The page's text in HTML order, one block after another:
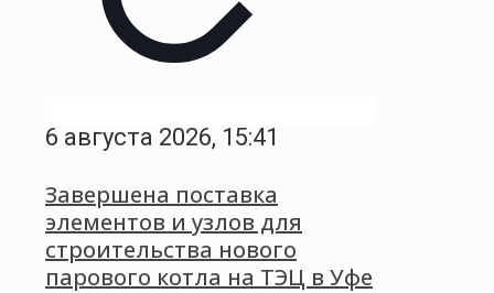
6 августа 2026, 15:41
Завершена поставка
элементов и узлов для
строительства нового
парового котла на ТЭЦ в Уфе